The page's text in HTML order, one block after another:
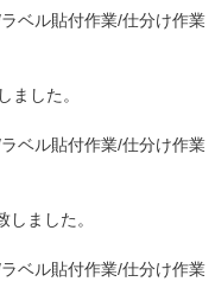
ベル貼付作業/仕分け作業
ました。
ベル貼付作業/仕分け作業
ました。
ベル貼付作業/仕分け作業